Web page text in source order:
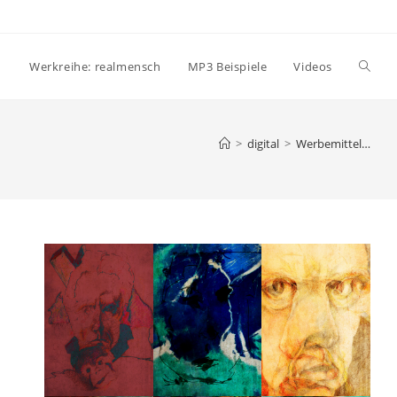
Werkreihe: realmensch MP3 Beispiele Videos
> digital > Werbemittel…